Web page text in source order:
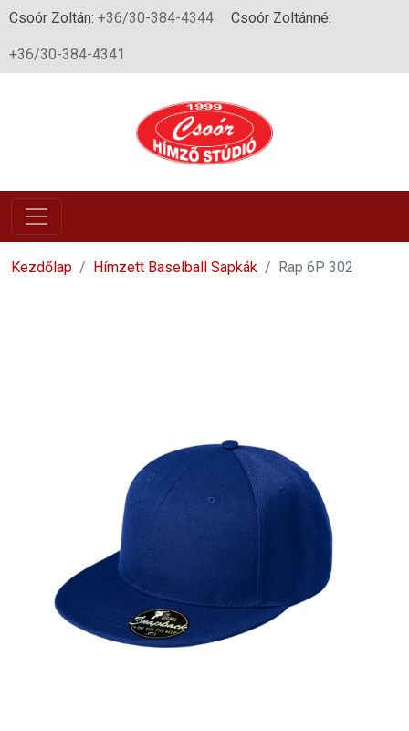
Csoór Zoltán: +36/30-384-4344 Csoór Zoltánné:
+36/30-384-4341
Kezdőlap Hímzett Baselball Sapkák Rap 6P 302